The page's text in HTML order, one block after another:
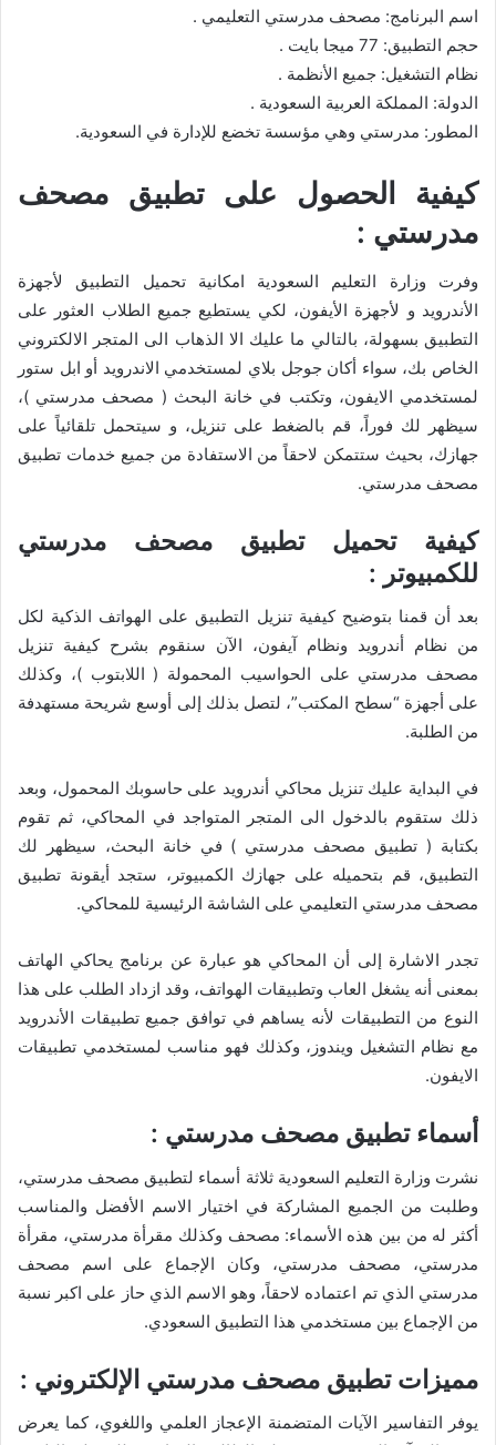
اسم البرنامج: مصحف مدرستي التعليمي .
حجم التطبيق: 77 ميجا بايت .
نظام التشغيل: جميع الأنظمة .
الدولة: المملكة العربية السعودية .
المطور: مدرستي وهي مؤسسة تخضع للإدارة في السعودية.
كيفية الحصول على تطبيق مصحف
مدرستي :
وفرت وزارة التعليم السعودية امكانية تحميل التطبيق لأجهزة
الأندرويد و لأجهزة الأيفون، لكي يستطيع جميع الطلاب العثور على
التطبيق بسهولة، بالتالي ما عليك الا الذهاب الى المتجر الالكتروني
الخاص بك، سواء أكان جوجل بلاي لمستخدمي الاندرويد أو ابل ستور
لمستخدمي الايفون، وتكتب في خانة البحث ( مصحف مدرستي )،
سيظهر لك فوراً، قم بالضغط على تنزيل، و سيتحمل تلقائياً على
جهازك، بحيث ستتمكن لاحقاً من الاستفادة من جميع خدمات تطبيق
مصحف مدرستي.
كيفية تحميل تطبيق مصحف مدرستي
للكمبيوتر :
بعد أن قمنا بتوضيح كيفية تنزيل التطبيق على الهواتف الذكية لكل
من نظام أندرويد ونظام آيفون، الآن سنقوم بشرح كيفية تنزيل
مصحف مدرستي على الحواسيب المحمولة ( اللابتوب )، وكذلك
على أجهزة “سطح المكتب”، لتصل بذلك إلى أوسع شريحة مستهدفة
من الطلبة.
في البداية عليك تنزيل محاكي أندرويد على حاسوبك المحمول، وبعد
ذلك ستقوم بالدخول الى المتجر المتواجد في المحاكي، ثم تقوم
بكتابة ( تطبيق مصحف مدرستي ) في خانة البحث، سيظهر لك
التطبيق، قم بتحميله على جهازك الكمبيوتر، ستجد أيقونة تطبيق
مصحف مدرستي التعليمي على الشاشة الرئيسية للمحاكي.
تجدر الاشارة إلى أن المحاكي هو عبارة عن برنامج يحاكي الهاتف
بمعنى أنه يشغل العاب وتطبيقات الهواتف، وقد ازداد الطلب على هذا
النوع من التطبيقات لأنه يساهم في توافق جميع تطبيقات الأندرويد
مع نظام التشغيل ويندوز، وكذلك فهو مناسب لمستخدمي تطبيقات
الايفون.
أسماء تطبيق مصحف مدرستي :
نشرت وزارة التعليم السعودية ثلاثة أسماء لتطبيق مصحف مدرستي،
وطلبت من الجميع المشاركة في اختيار الاسم الأفضل والمناسب
أكثر له من بين هذه الأسماء: مصحف وكذلك مقرأة مدرستي، مقرأة
مدرستي، مصحف مدرستي، وكان الإجماع على اسم مصحف
مدرستي الذي تم اعتماده لاحقاً، وهو الاسم الذي حاز على اكبر نسبة
من الإجماع بين مستخدمي هذا التطبيق السعودي.
مميزات تطبيق مصحف مدرستي الإلكتروني :
يوفر التفاسير الآيات المتضمنة الإعجاز العلمي واللغوي، كما يعرض